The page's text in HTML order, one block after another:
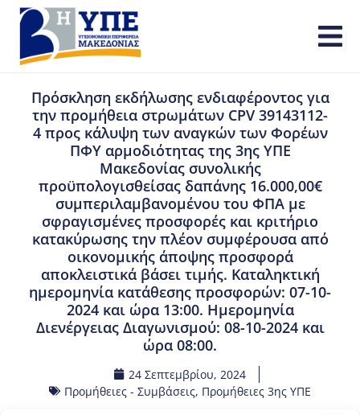
Πρόσκληση εκδήλωσης ενδιαφέροντος για
την προμήθεια στρωμάτων CPV 39143112-
4 προς κάλυψη των αναγκών των Φορέων
ΠΦΥ αρμοδιότητας της 3ης ΥΠΕ
Μακεδονίας συνολικής
προϋπολογισθείσας δαπάνης 16.000,00€
συμπεριλαμβανομένου του ΦΠΑ με
σφραγισμένες προσφορές και κριτήριο
κατακύρωσης την πλέον συμφέρουσα από
οικονομικής άποψης προσφορά
αποκλειστικά βάσει τιμής. Καταληκτική
ημερομηνία κατάθεσης προσφορών: 07-10-
2024 και ώρα 13:00. Ημερομηνία
Διενέργειας Διαγωνισμού: 08-10-2024 και
ώρα 08:00.
24 Σεπτεμβρίου, 2024
Προμήθειες - Συμβάσεις, Προμήθειες 3ης ΥΠΕ